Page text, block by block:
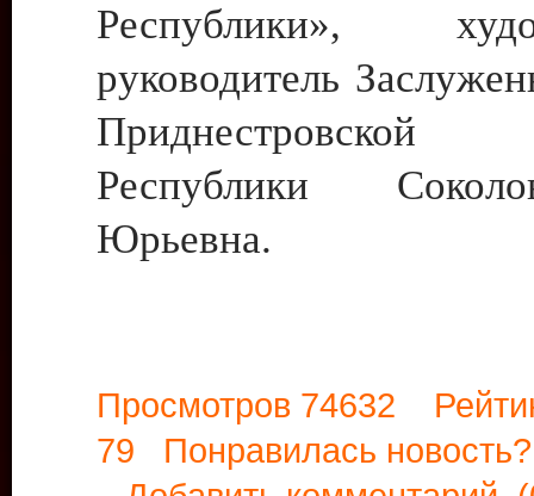
Республики»,
руководитель
Приднестровской
Республики
Юрьевна.
Просмотров 74632
79 Понравилась